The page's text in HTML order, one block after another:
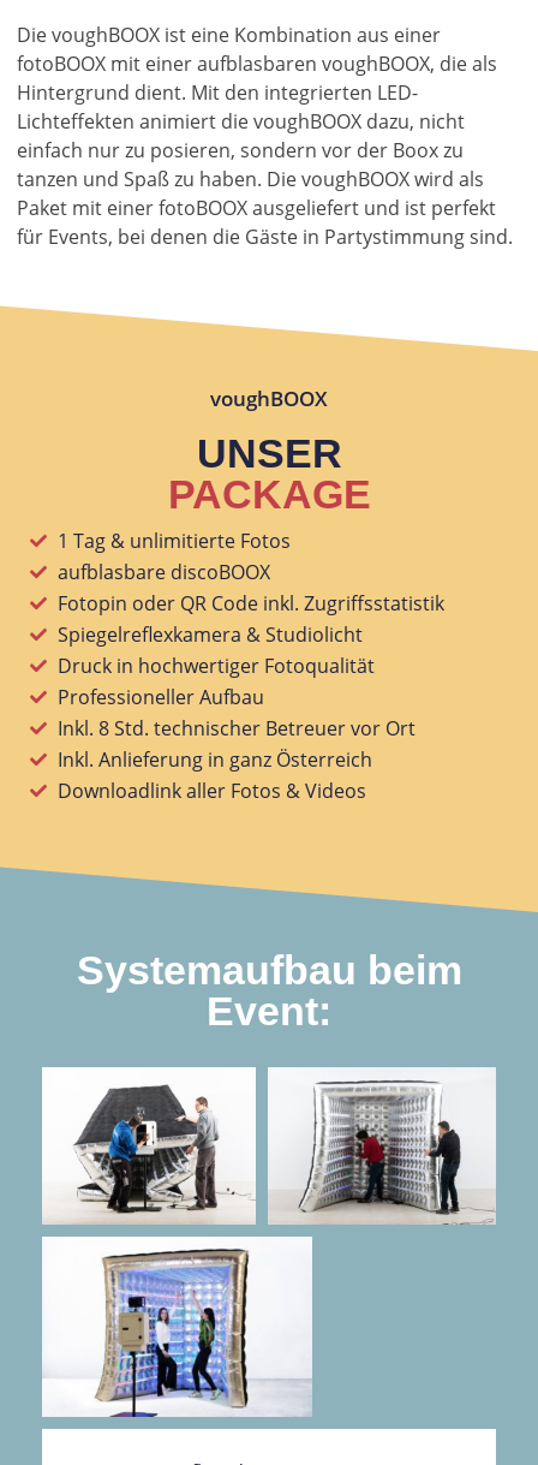
Die voughBOOX ist eine Kombination aus einer
fotoBOOX mit einer aufblasbarenvoughBOOX, die als
Hintergrund dient. Mit den integrierten LED-
Lichteffekten animiert dievoughBOOX dazu, nicht
einfach nur zu posieren, sondernvor der Boox zu
tanzen und Spaß zu haben. DievoughBOOX wird als
Paket mit einer fotoBOOX ausgeliefert und ist perfekt
für Events, bei denen die Gäste in Partystimmung sind.
voughBOOX
UNSER
PACKAGE
1 Tag & unlimitierte Fotos
aufblasbare discoBOOX
Fotopin oder QR Code inkl. Zugriffsstatistik
Spiegelreflexkamera & Studiolicht
Druck in hochwertiger Fotoqualität
Professioneller Aufbau
Inkl. 8 Std. technischer Betreuer vor Ort​
Inkl. Anlieferung in ganz Österreich
Downloadlink aller Fotos & Videos
Systemaufbau beim
Event: